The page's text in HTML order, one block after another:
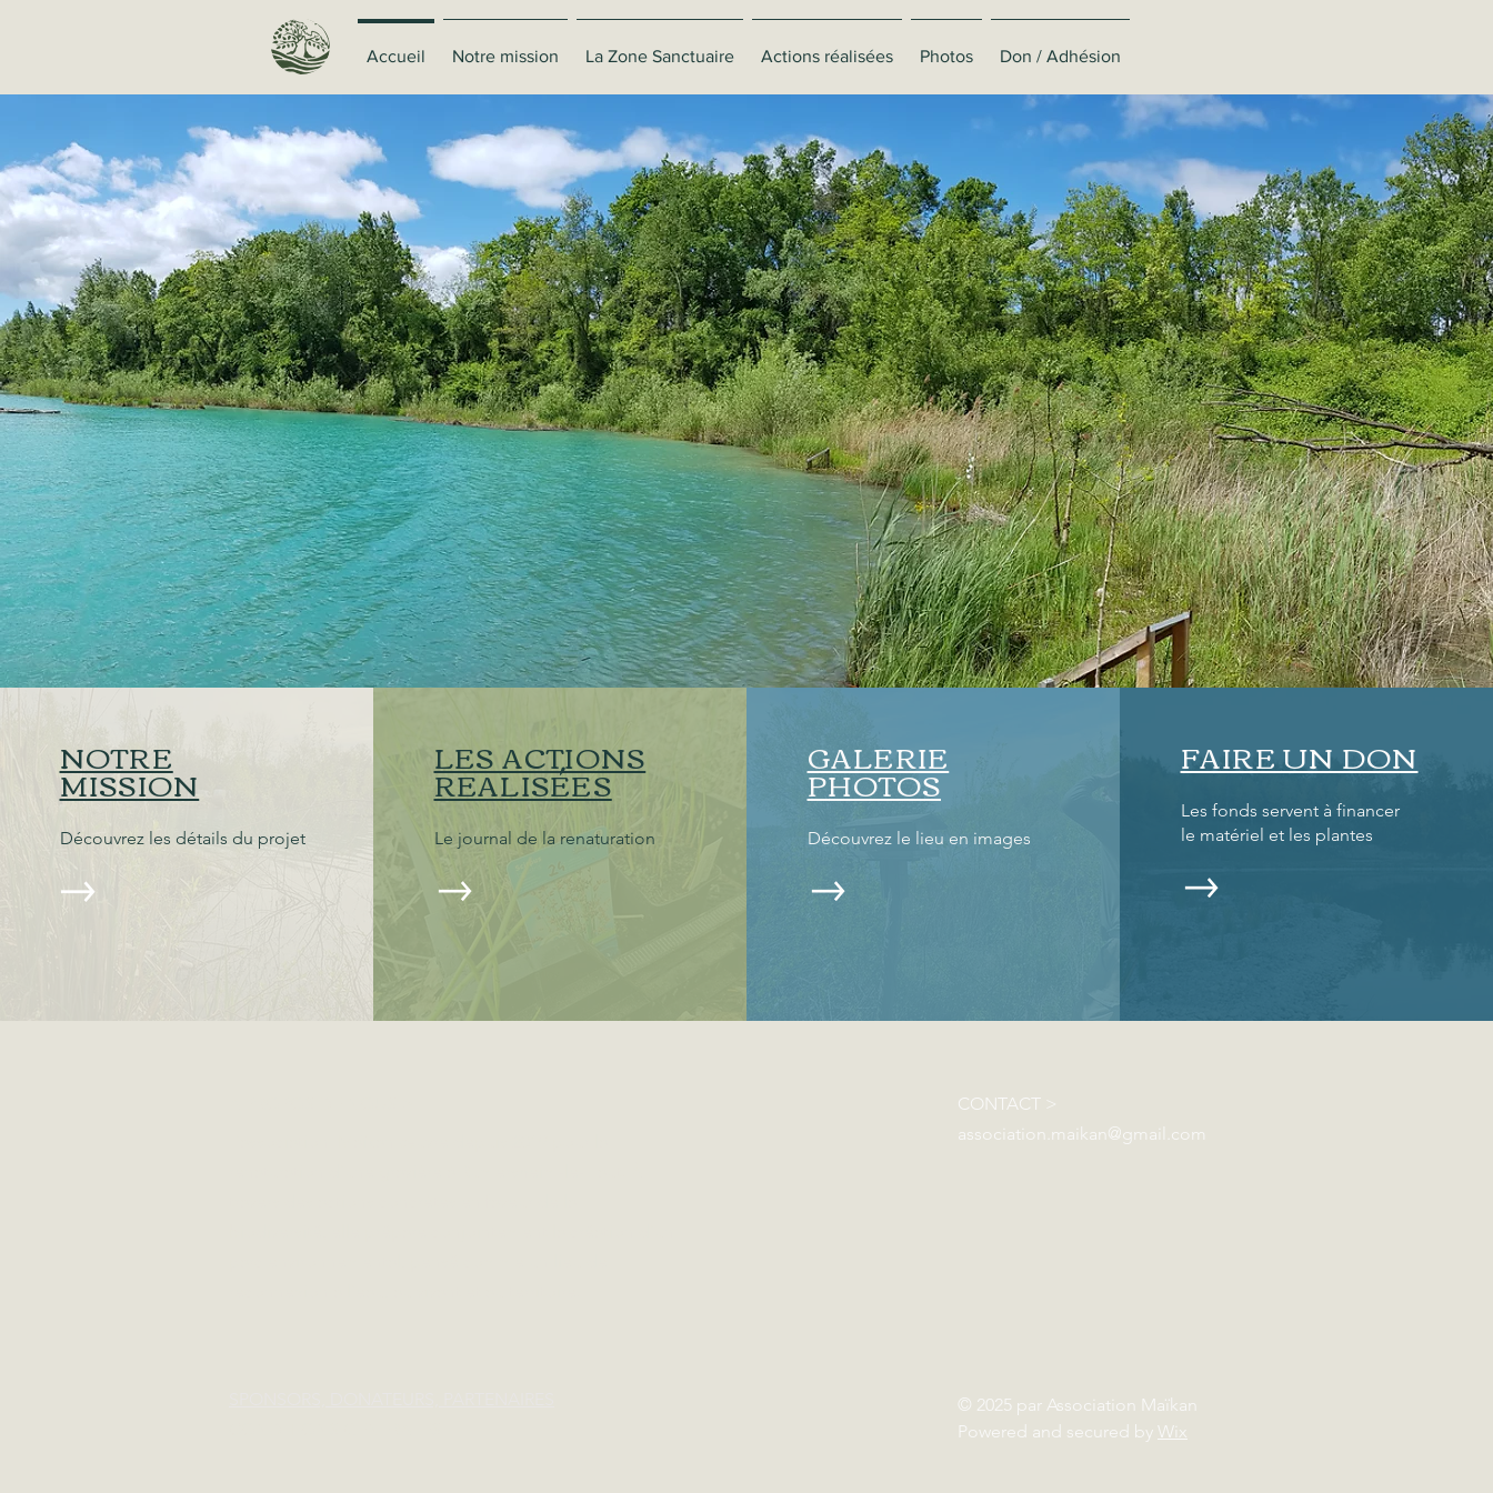
Accueil Notre mission La Zone Sanctuaire Actions réalisées Photos Don / Adhésion
Association
Maïkan
NOTRE
MISSION
Découvrez les détails du projet
LES ACTIONS
REALISÉES
Le journal de la renaturation
GALERIE
PHOTOS
Découvrez le lieu en images
FAIRE UN DON
Les fonds servent à financer
le matériel et les plantes
CONTACT >
association.maikan@gmail.com
© 2025 par Association Maïkan
Powered and secured by Wix